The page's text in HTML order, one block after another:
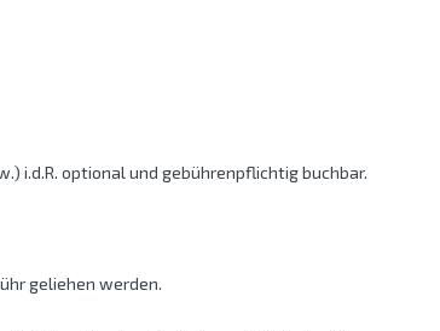
i.d.R. optional und gebührenpflichtig buchbar.
geliehen werden.